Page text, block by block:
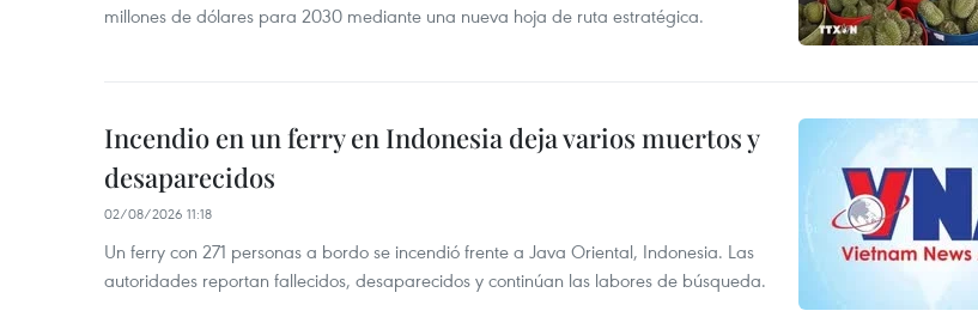
millones de dólares para 2030 mediante una nueva hoja de ruta estratégica.
Incendio en un ferry en Indonesia deja varios muertos y
desaparecidos
02/08/2026 11:18
Un ferry con 271 personas a bordo se incendió frente a Java Oriental, Indonesia. Las
autoridades reportan fallecidos, desaparecidos y continúan las labores de búsqueda.